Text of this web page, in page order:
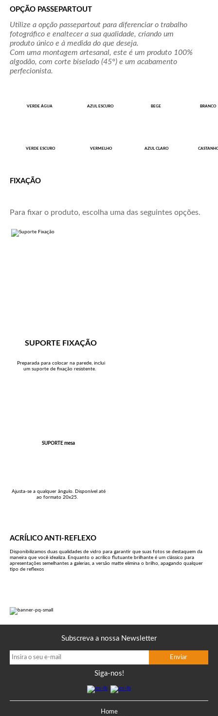
OPÇÃO PASSEPARTOUT
Utilize a opção passepartout para diferenciar o trabalho
fotográfico e enaltecer a sua qualidade, criando um
produto único e à medida do que deseja.
Com uma montagem artesanal, este é um produto 100%
algodão, com corte biselado (45°) e um acabamento
perfecionista.
VERDE ÁGUA AZUL ESCURO BEGE BRANCO
VERDE ESCURO VERMELHO AZUL CLARO
FIXAÇÃO
Para fixar o produto, escolha uma das seguintes opções.
SUPORTE FIXAÇÃO
Preparada para colocar na parede, inclui
um suporte de fixação resistente.
SUPORTE mesa
Ajusta-se a qualquer ângulo. Disponível até
ao formato 20x25.
ACRÍLICO ANTI-REFLEXO
Disponibilizamos duas qualidades de vidro para garantir que suas fotos se destaquem da
maneira que você idealiza. Enquanto o acrílico flutuante brilhante é um clássico para
apresentações semelhantes a galerias, a versão matte elimina o brilho, apagando qualquer
tipo de reflexos
Subscreva a nossa Newsletter
Siga-nos!
Home